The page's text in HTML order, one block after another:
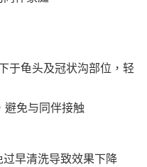
于龟头及冠状沟部位，轻
避免与同伴接触
过早清洗导致效果下降